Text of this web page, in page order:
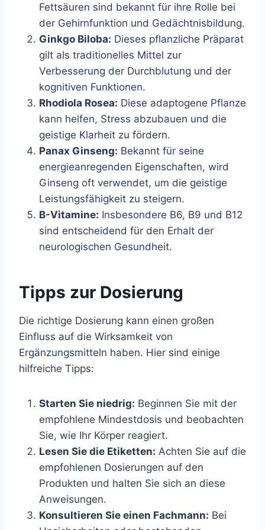
Fettsäuren sind bekannt für ihre Rolle bei
der Gehirnfunktion und Gedächtnisbildung.
Ginkgo Biloba: Dieses pflanzliche Präparat
gilt als traditionelles Mittel zur
Verbesserung der Durchblutung und der
kognitiven Funktionen.
Rhodiola Rosea: Diese adaptogene Pflanze
kann helfen, Stress abzubauen und die
geistige Klarheit zu fördern.
Panax Ginseng: Bekannt für seine
energieanregenden Eigenschaften, wird
Ginseng oft verwendet, um die geistige
Leistungsfähigkeit zu steigern.
B-Vitamine: Insbesondere B6, B9 und B12
sind entscheidend für den Erhalt der
neurologischen Gesundheit.
Tipps zur Dosierung
Die richtige Dosierung kann einen großen
Einfluss auf die Wirksamkeit von
Ergänzungsmitteln haben. Hier sind einige
hilfreiche Tipps:
Starten Sie niedrig: Beginnen Sie mit der
empfohlene Mindestdosis und beobachten
Sie, wie Ihr Körper reagiert.
Lesen Sie die Etiketten: Achten Sie auf die
empfohlenen Dosierungen auf den
Produkten und halten Sie sich an diese
Anweisungen.
Konsultieren Sie einen Fachmann: Bei